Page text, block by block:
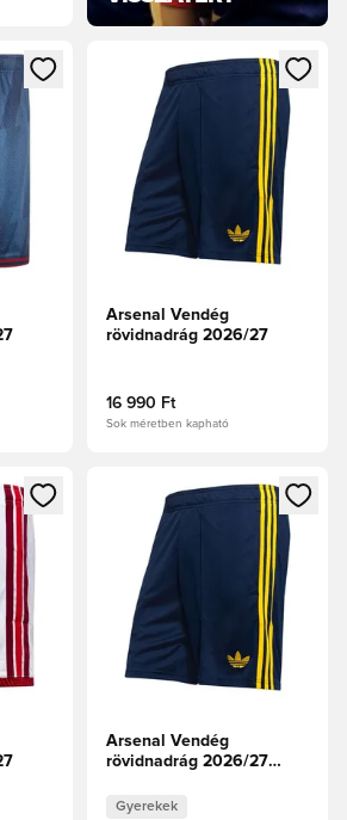
a bejelentkezéshez vagy a tagként
Megnyit egy modált a
Arsenal Vendég
rövidnadrág 2026/27
16 990 Ft
Sok méretben kapható
a bejelentkezéshez vagy a tagként
Megnyit egy modált a
Arsenal Vendég
rövidnadrág 2026/27
Gyerekek